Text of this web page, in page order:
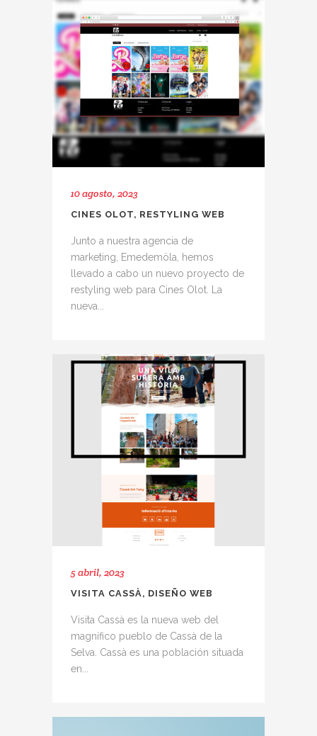
10 agosto, 2023
CINES OLOT, RESTYLING WEB
Junto a nuestra agencia de
marketing, Emedemöla, hemos
llevado a cabo un nuevo proyecto de
restyling web para Cines Olot. La
nueva...
5 abril, 2023
VISITA CASSÀ, DISEÑO WEB
Visita Cassà es la nueva web del
magnífico pueblo de Cassà de la
Selva. Cassà es una población situada
en...